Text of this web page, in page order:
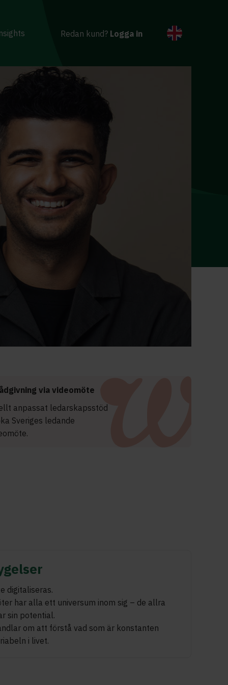
Redan kund? Logga in
via videomöte
anpassat ledarskapsstöd
Sveriges ledande
digitaliseras.
har alla ett universum inom sig – de allra
sin potential.
om att förstå vad som är konstanten
i livet.